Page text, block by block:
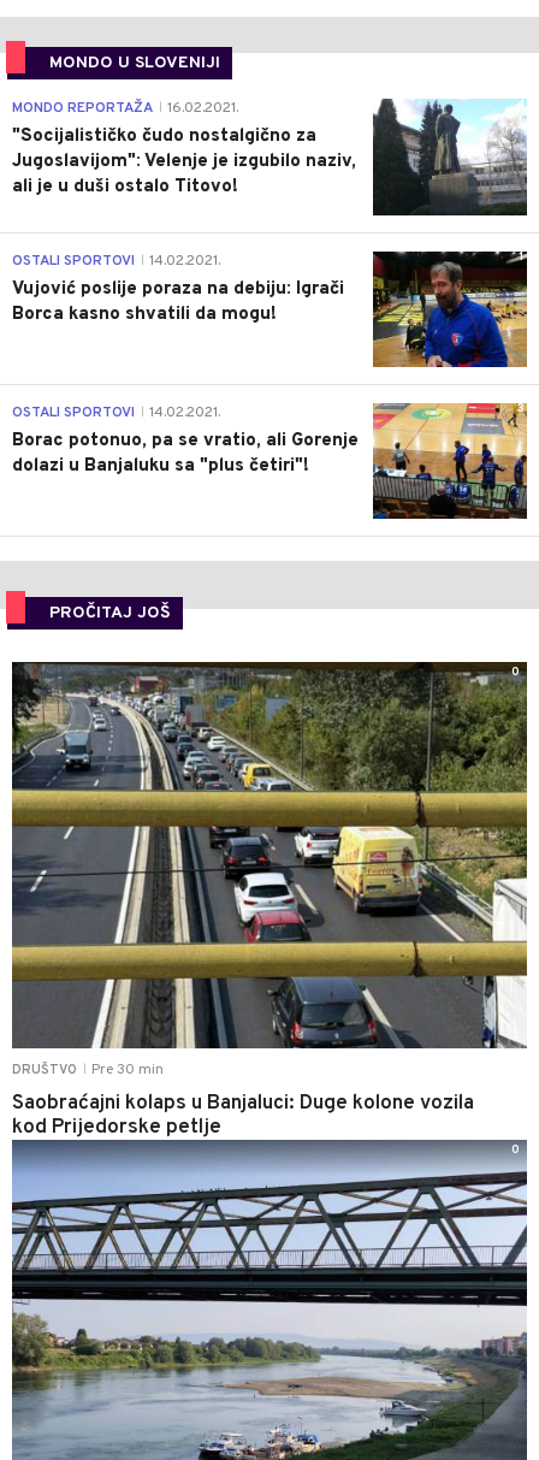
MONDO U SLOVENIJI
4
MONDO REPORTAŽA 16.02.2021.
"Socijalističko čudo nostalgično za
Jugoslavijom": Velenje je izgubilo naziv,
ali je u duši ostalo Titovo!
1
OSTALI SPORTOVI 14.02.2021.
Vujović poslije poraza na debiju: Igrači
Borca kasno shvatili da mogu!
3
OSTALI SPORTOVI 14.02.2021.
Borac potonuo, pa se vratio, ali Gorenje
dolazi u Banjaluku sa "plus četiri"!
PROČITAJ JOŠ
DRUŠTVO Pre 30 min
Saobraćajni kolaps u Banjaluci: Duge kolone vozila
kod Prijedorske petlje
0
0